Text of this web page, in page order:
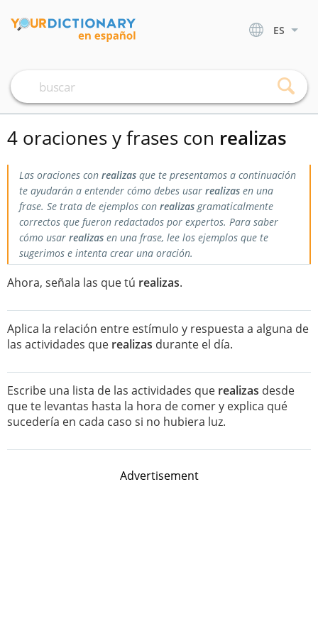
ES
4 oraciones y frases con realizas
Las oraciones con realizas que te presentamos a continuación
te ayudarán a entender cómo debes usar realizas en una
frase. Se trata de ejemplos con realizasgramaticalmente
correctos que fueron redactados por expertos. Para saber
cómo usar realizas en una frase, lee los ejemplos que te
sugerimos e intenta crear una oración.
Ahora, señala las que tú realizas.
Aplica la relación entre estímulo y respuesta a alguna de
las actividades que realizas durante el día.
Escribe una lista de las actividades que realizas desde
que te levantas hasta la hora de comer y explica qué
sucedería en cada caso si no hubiera luz.
Advertisement